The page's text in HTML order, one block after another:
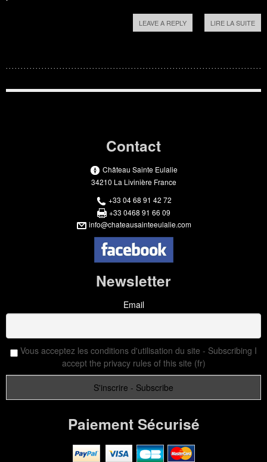
LIRE LA SUITE
LEAVE A REPLY
Contact
Château Sainte Eulalie
34210 La Livinière France
+33 04 68 91 42 72
+33 0468 91 66 09
info@chateausainteeulalie.com
Newsletter
Email
Vous acceptez les conditions d'utilisation du site - Subscribing I
accept the privacy rules of this site (fr)
Paiement Sécurisé